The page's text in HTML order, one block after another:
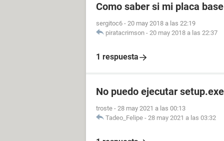
Como saber si mi placa
sergitoc6 - 20 may 2018 a las 22:19
piratacrimson - 20 may 2018 a las 22:37
1 respuesta
No puedo ejecutar setup.exe
troste - 28 may 2021 a las 00:13
Tadeo_Felipe - 28 may 2021 a las 03:32